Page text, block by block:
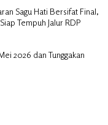
Sagu Hati Bersifat Final,
Tempuh Jalur RDP
2026 dan Tunggakan